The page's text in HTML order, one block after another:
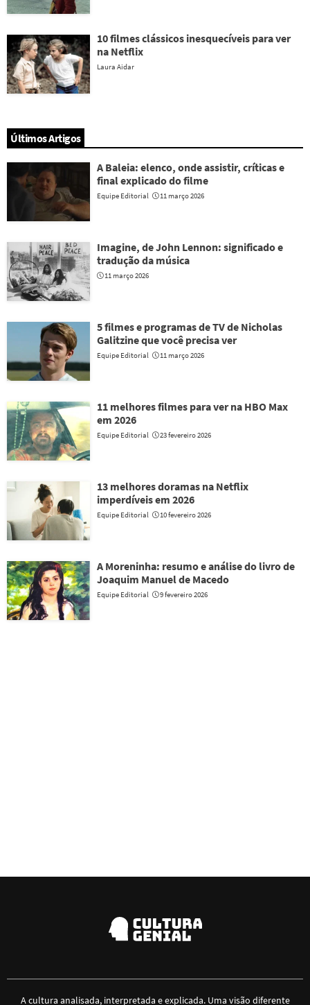
10 filmes clássicos inesquecíveis para ver
na Netflix
Laura Aidar
Últimos Artigos
A Baleia: elenco, onde assistir, críticas e
final explicado do filme
Equipe Editorial 11 março 2026
Imagine, de John Lennon: significado e
tradução da música
11 março 2026
5 filmes e programas de TV de Nicholas
Galitzine que você precisa ver
Equipe Editorial 11 março 2026
11 melhores filmes para ver na HBO Max
em 2026
Equipe Editorial 23 fevereiro 2026
13 melhores doramas na Netflix
imperdíveis em 2026
Equipe Editorial 10 fevereiro 2026
A Moreninha: resumo e análise do livro de
Joaquim Manuel de Macedo
Equipe Editorial 9 fevereiro 2026
A cultura analisada, interpretada e explicada. Uma visão diferente